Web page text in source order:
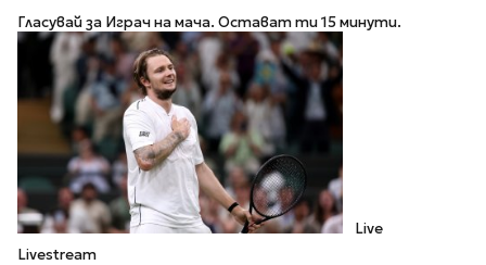
Гласувай за Играч на мача. Остават ти 15 минути.
Live
Livestream